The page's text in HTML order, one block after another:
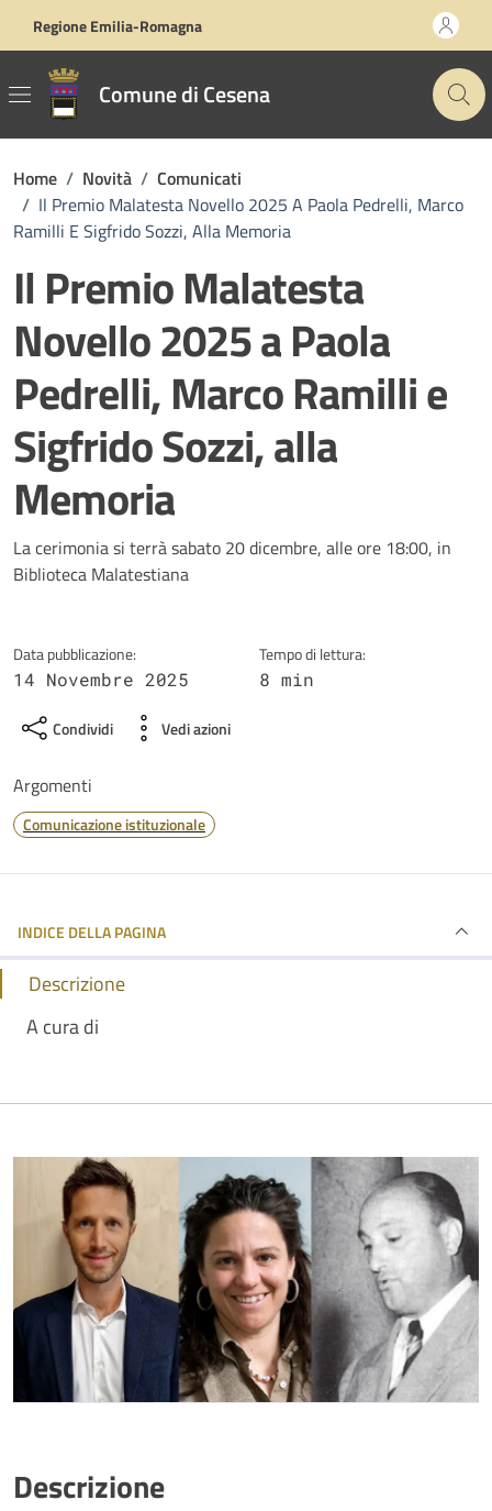
Regione Emilia-Romagna
Comune di Cesena
Home / Novità / Comunicati
/ Il Premio Malatesta Novello 2025 A Paola Pedrelli, Marco
Ramilli E Sigfrido Sozzi, Alla Memoria
Il Premio Malatesta
Novello 2025 a Paola
Pedrelli, Marco Ramilli e
Sigfrido Sozzi, alla
Memoria
Dettagli della notizia
La cerimonia si terrà sabato 20 dicembre, alle ore 18:00, in
Biblioteca Malatestiana
Data pubblicazione:
14 Novembre 2025
Tempo di lettura:
8 min
Condividi Vedi azioni
Argomenti
Comunicazione istituzionale
INDICE DELLA PAGINA
Descrizione
A cura di
Descrizione